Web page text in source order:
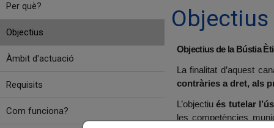
Per què?
Objectius
Àmbit d'actuació
Requisits
Com funciona?
Objectius
Objectius de la Bústia
La finalitat d’aquest
contràries a dret, als
L’objectiués tutelar
les competències